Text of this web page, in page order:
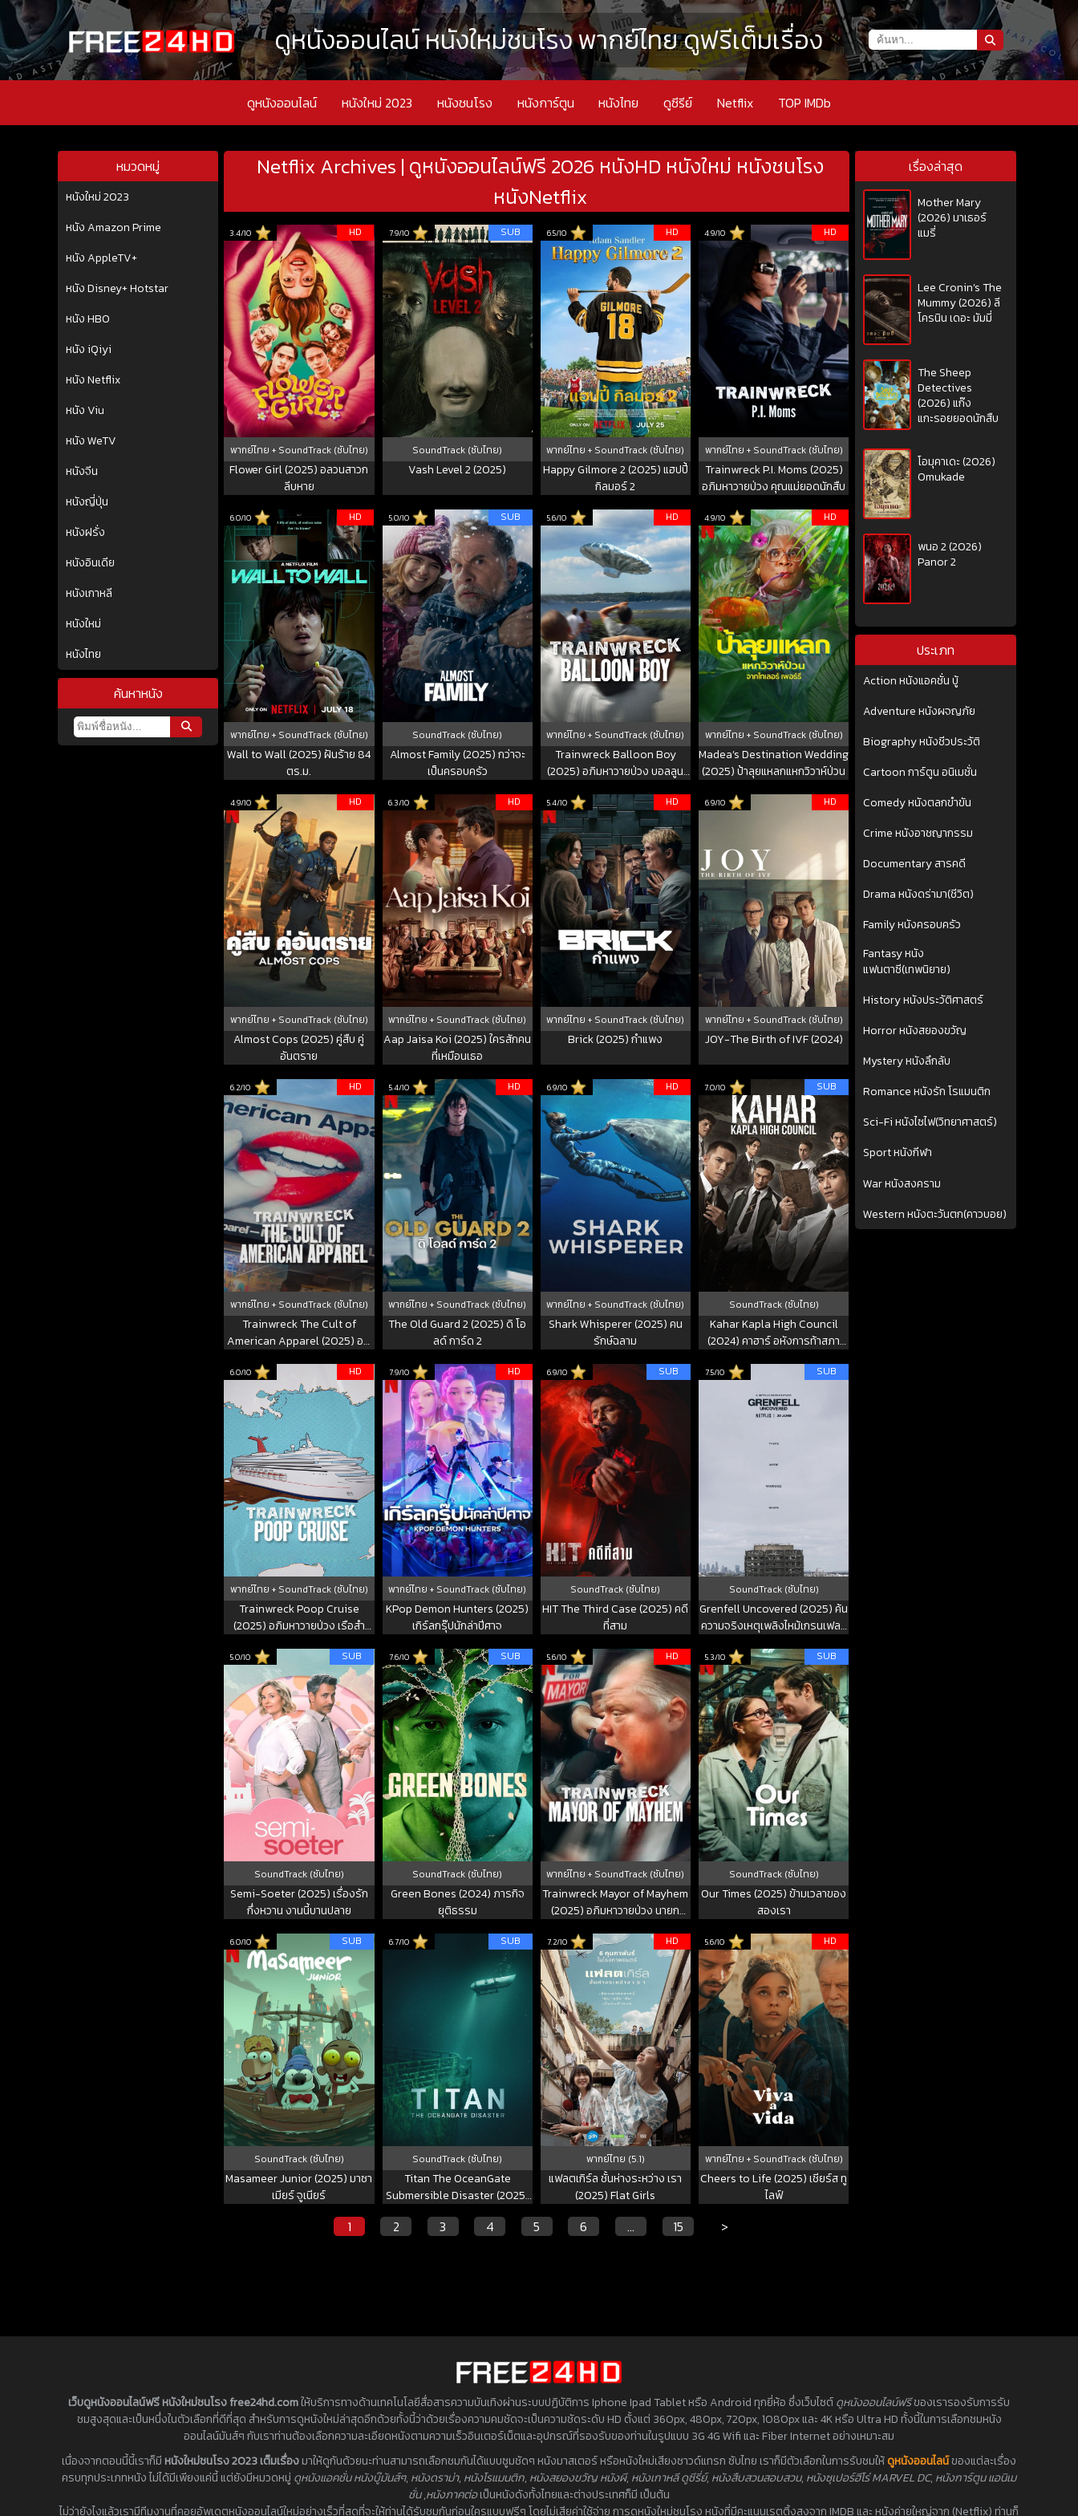
ดูหนังออนไลน์ หนังใหม่ชนโรง พากย์ไทย ดูฟรีเต็มเรื่อง
ดูหนังออนไลน์ หนังใหม่ 2023 หนังชนโรง หนังการ์ตูน หนังไทย ดูซีรีย์ Netflix TOP IMDb
หมวดหมู่
หนังใหม่ 2023
หนัง Amazon Prime
หนัง AppleTV+
หนัง Disney+ Hotstar
หนัง HBO
หนัง iQiyi
หนัง Netflix
หนัง Viu
หนัง WeTV
หนังจีน
หนังญี่ปุ่น
หนังฝรั่ง
หนังอินเดีย
หนังเกาหลี
หนังใหม่
หนังไทย
ค้นหาหนัง
Netflix Archives | ดูหนังออนไลน์ฟรี 2026 หนังHD หนังใหม่ หนังชนโรง
หนังNetflix
3.4/10 HD
พากย์ไทย + SoundTrack (ซับไทย)
Flower Girl (2025) อลวนสาวก
ลีบหาย
7.9/10 SUB
SoundTrack (ซับไทย)
Vash Level 2 (2025)
6.5/10 HD
พากย์ไทย + SoundTrack (ซับไทย)
Happy Gilmore 2 (2025) แฮปปี้
กิลมอร์ 2
4.9/10 HD
พากย์ไทย + SoundTrack (ซับไทย)
Trainwreck P.I. Moms (2025)
อภิมหาวายป่วง คุณแม่ยอดนักสืบ
6.0/10 HD
พากย์ไทย + SoundTrack (ซับไทย)
Wall to Wall (2025) ฝันร้าย 84
ตร.ม.
5.0/10 SUB
SoundTrack (ซับไทย)
Almost Family (2025) กว่าจะ
เป็นครอบครัว
5.6/10 HD
พากย์ไทย + SoundTrack (ซับไทย)
Trainwreck Balloon Boy
(2025) อภิมหาวายป่วง บอลลูน
4.9/10 HD
พากย์ไทย + SoundTrack (ซับไทย)
Madea’s Destination Wedding
(2025) ป้าลุยแหลกแหกวิวาห์ป่วน
4.9/10 HD
พากย์ไทย + SoundTrack (ซับไทย)
Almost Cops (2025) คู่สืบ คู่
อันตราย
6.3/10 HD
พากย์ไทย + SoundTrack (ซับไทย)
Aap Jaisa Koi (2025) ใครสักคน
ที่เหมือนเธอ
5.4/10 HD
พากย์ไทย + SoundTrack (ซับไทย)
Brick (2025) กำแพง
6.9/10 HD
พากย์ไทย + SoundTrack (ซับไทย)
JOY-The Birth of IVF (2024)
6.2/10 HD
พากย์ไทย + SoundTrack (ซับไทย)
Trainwreck The Cult of
American Apparel (2025) อภิ
5.4/10 HD
พากย์ไทย + SoundTrack (ซับไทย)
The Old Guard 2 (2025) ดิ โอ
ลด์ การ์ด 2
6.9/10 HD
พากย์ไทย + SoundTrack (ซับไทย)
Shark Whisperer (2025) คน
รักษ์ฉลาม
7.0/10 SUB
SoundTrack (ซับไทย)
Kahar Kapla High Council
(2024) คาฮาร์ อหังการท้าสภา
6.0/10 HD
พากย์ไทย + SoundTrack (ซับไทย)
Trainwreck Poop Cruise
(2025) อภิมหาวายป่วง เรือสำ
7.9/10 HD
พากย์ไทย + SoundTrack (ซับไทย)
KPop Demon Hunters (2025)
เกิร์ลกรุ๊ปนักล่าปีศาจ
6.9/10 SUB
SoundTrack (ซับไทย)
HIT The Third Case (2025) คดี
ที่สาม
7.5/10 SUB
SoundTrack (ซับไทย)
Grenfell Uncovered (2025) ค้น
ความจริงเหตุเพลิงไหม้เกรนเฟลล์
5.0/10 SUB
SoundTrack (ซับไทย)
Semi-Soeter (2025) เรื่องรัก
กึ่งหวาน งานนี้บานปลาย
7.6/10 SUB
SoundTrack (ซับไทย)
Green Bones (2024) ภารกิจ
ยุติธรรม
5.6/10 HD
พากย์ไทย + SoundTrack (ซับไทย)
Trainwreck Mayor of Mayhem
(2025) อภิมหาวายป่วง นายก
5.3/10 SUB
SoundTrack (ซับไทย)
Our Times (2025) ข้ามเวลาของ
สองเรา
6.0/10 SUB
SoundTrack (ซับไทย)
Masameer Junior (2025) มาซา
เมียร์ จูเนียร์
6.7/10 SUB
SoundTrack (ซับไทย)
Titan The OceanGate
Submersible Disaster (2025)
7.2/10 HD
พากย์ไทย (5.1)
แฟลตเกิร์ล ชั้นห่างระหว่าง เรา
(2025) Flat Girls
5.6/10 HD
พากย์ไทย + SoundTrack (ซับไทย)
Cheers to Life (2025) เชียร์ส ทู
ไลฟ์
1 2 3 4 5 6 … 15 >
เรื่องล่าสุด
Mother Mary
(2026) มาเธอร์
แมรี่
Lee Cronin’s The
Mummy (2026) ลี
โครนิน เดอะ มัมมี่
The Sheep
Detectives
(2026) แก๊ง
แกะรอยยอดนักสืบ
โอมุคาเดะ (2026)
Omukade
พนอ 2 (2026)
Panor 2
ประเภท
Action หนังแอคชั่น บู้
Adventure หนังผจญภัย
Biography หนังชีวประวัติ
Cartoon การ์ตูน อนิเมชั่น
Comedy หนังตลกขำขัน
Crime หนังอาชญากรรม
Documentary สารคดี
Drama หนังดร่ามา(ชีวิต)
Family หนังครอบครัว
Fantasy หนัง
แฟนตาซี(เทพนิยาย)
History หนังประวัติศาสตร์
Horror หนังสยองขวัญ
Mystery หนังลึกลับ
Romance หนังรัก โรแมนติก
Sci-Fi หนังไซไฟ(วิทยาศาสตร์)
Sport หนังกีฬา
War หนังสงคราม
Western หนังตะวันตก(คาวบอย)
เว็บดูหนังออนไลน์ฟรี หนังใหม่ชนโรง free24hd.comให้บริการทางด้านเทคโนโลยีสื่อสารความบันเทิงผ่านระบบปฏิบัติการ Iphone Ipad Tablet หรือ Android ทุกยี่ห้อ ซึ่งเว็บไซต์ดูหนังออนไลน์ฟรีของเรารองรับการรับ
ชมสูงสุดและเป็นหนึ่งในตัวเลือกที่ดีที่สุด สำหรับการดูหนังใหม่ล่าสุดอีกด้วยทั้งนี้ว่าด้วยเรื่องความคมชัดจะเป็นความชัดระดับ HD ตั้งแต่ 360px, 480px, 720px, 1080px และ 4K หรือ Ultra HD ทั้งนี้ในการเลือกชมหนัง
ออนไลน์มันส์ๆ กับเราท่านต้องเลือกความละเอียดหนังตามความเร็วอินเตอร์เน็ตและอุปกรณ์ที่รองรับของท่านในรูปแบบ 3G 4G Wifi และ Fiber Internet อย่างเหมาะสม
เนื่องจากตอนนี้นี้เราก็มี หนังใหม่ชนโรง 2023 เต็มเรื่องมาให้ดูกันด้วยนะท่านสามารถเลือกชมกันได้แบบซูมชัดๆ หนังมาสเตอร์ หรือหนังใหม่เสียงซาวด์แทรก ซับไทย เราก็มีตัวเลือกในการรับชมให้ดูหนังออนไลน์ของแต่ละเรื่อง
ครบทุกประเภทหนัง ไม่ได้มีเพียงแค่นี้ แต่ยังมีหมวดหมู่ ดูหนังแอคชั่น หนังบู๊มันส์ๆ, หนังดราม่า, หนังโรแมนติก, หนังสยองขวัญ หนังผี, หนังเกาหลี ดูซีรี่ย์,หนังสืบสวนสอบสวน, หนังซุเปอร์ฮีโร่ MARVEL DC, หนังการ์ตูน แอนิเม
ชั่น,หนังภาคต่อเป็นหนังดังทั้งไทยและต่างประเทศก็มี เป็นต้น
ไม่ว่ายังไงแล้วเรามีทีมงานที่คอยอัพเดตหนังออนไลน์ใหม่อย่างเร็วที่สุดที่จะให้ท่านได้รับชมกันก่อนใครแบบฟรีๆ โดยไม่เสียค่าใช้จ่าย การดูหนังใหม่ชนโรง หนังที่มีคะแนนเรตติ้งสูงจาก IMDB และ หนังค่ายใหญ่จาก (Netflix) ท่านก็